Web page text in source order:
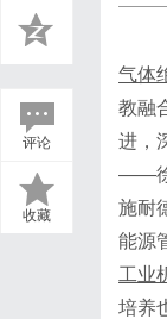
评论
收藏
气体
教融
进，
——
施耐
能源
工业
培养